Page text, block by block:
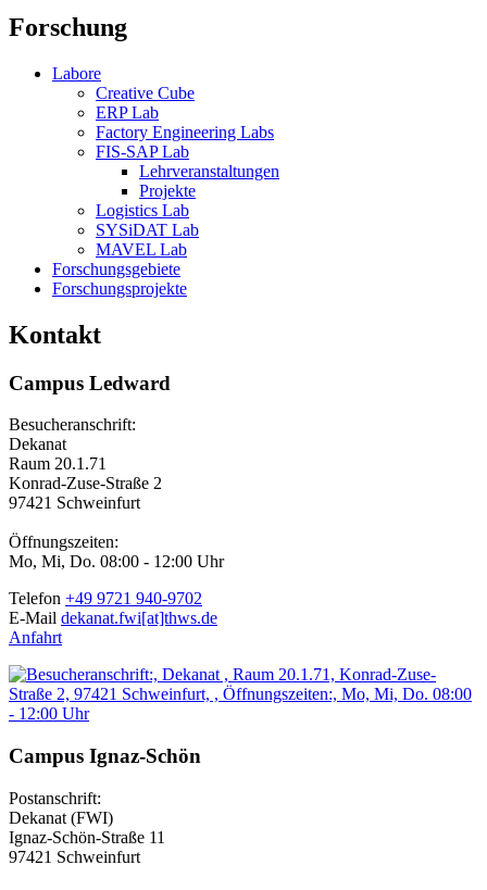
Forschung
Labore
Creative Cube
ERP Lab
Factory Engineering Labs
FIS-SAP Lab
Lehrveranstaltungen
Projekte
Logistics Lab
SYSiDAT Lab
MAVEL Lab
Forschungsgebiete
Forschungsprojekte
Kontakt
Campus Ledward
Besucheranschrift:
Dekanat
Raum 20.1.71
Konrad-Zuse-Straße 2
97421 Schweinfurt
Öffnungszeiten:
Mo, Mi, Do. 08:00 - 12:00 Uhr
Telefon +49 9721 940-9702
E-Mail dekanat.fwi[at]thws.de
Anfahrt
Campus Ignaz-Schön
Postanschrift:
Dekanat (FWI)
Ignaz-Schön-Straße 11
97421 Schweinfurt